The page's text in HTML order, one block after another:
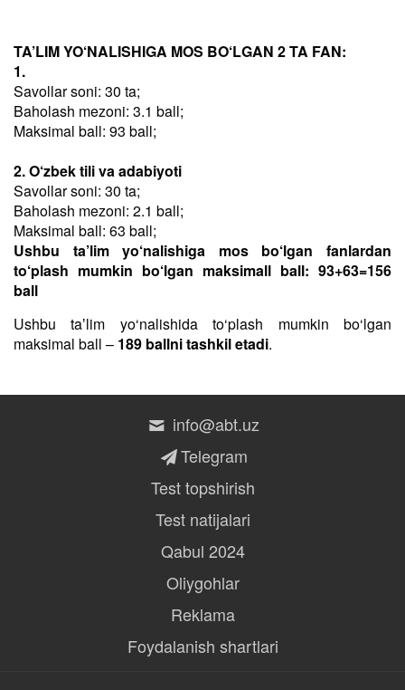
TA’LIM YO‘NALISHIGA MOS BO‘LGAN 2 TA FAN:
1.
Savollar soni: 30 ta;
Baholash mezoni: 3.1 ball;
Maksimal ball: 93 ball;
2. O‘zbek tili va adabiyoti
Savollar soni: 30 ta;
Baholash mezoni: 2.1 ball;
Maksimal ball: 63 ball;
Ushbu ta’lim yo‘nalishiga mos bo‘lgan fanlardan
to‘plash mumkin bo‘lgan maksimall ball: 93+63=156
ball
Ushbu taʼlim yo‘nalishida to‘plash mumkin bo‘lgan
maksimal ball – 189 ballni tashkil etadi.
info@abt.uz
Telegram
Test topshirish
Test natijalari
Qabul 2024
Oliygohlar
Reklama
Foydalanish shartlari